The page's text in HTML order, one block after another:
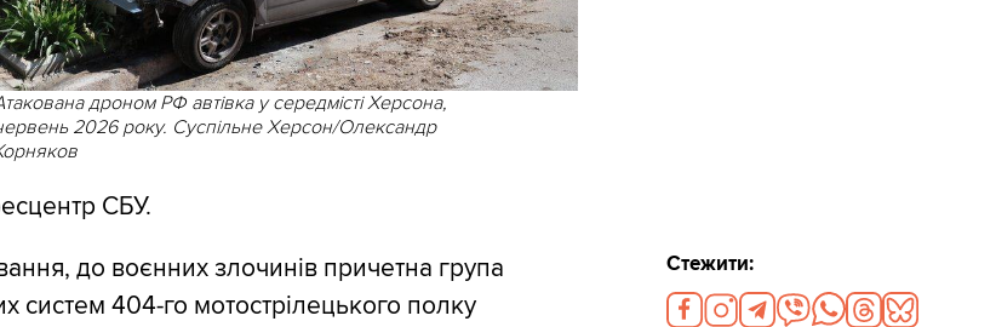
дроном РФ автівка у середмісті Херсона,
2026 року. Суспільне Херсон/Олександр
СБУ.
до воєнних злочинів причетна група
систем 404-го мотострілецького полку
Стежити: